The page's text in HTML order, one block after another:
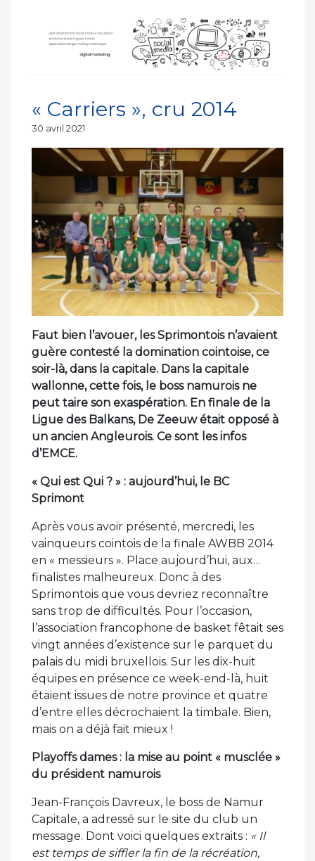
« Carriers », cru 2014
Publié
30 avril 2021
Faut bien l’avouer, les Sprimontois n’avaient
guère contesté la domination cointoise, ce
soir-là, dans la capitale. Dans la capitale
wallonne, cette fois, le boss namurois ne
peut taire son exaspération. En finale de la
Ligue des Balkans, De Zeeuw était opposé à
un ancien Angleurois. Ce sont les infos
d’EMCE.
« Qui est Qui ? » : aujourd’hui, le BC
Sprimont
Après vous avoir présenté, mercredi, les
vainqueurs cointois de la finale AWBB 2014
en « messieurs ». Place aujourd’hui, aux…
finalistes malheureux. Donc à des
Sprimontois que vous devriez reconnaître
sans trop de difficultés. Pour l’occasion,
l’association francophone de basket fêtait ses
vingt années d’existence sur le parquet du
palais du midi bruxellois. Sur les dix-huit
équipes en présence ce week-end-là, huit
étaient issues de notre province et quatre
d’entre elles décrochaient la timbale. Bien,
mais on a déjà fait mieux !
Playoffs dames : la mise au point « musclée »
du président namurois
Jean-François Davreux, le boss de Namur
Capitale, a adressé sur le site du club un
message. Dont voici quelques extraits : « Il
est temps de siffler la fin de la récréation,